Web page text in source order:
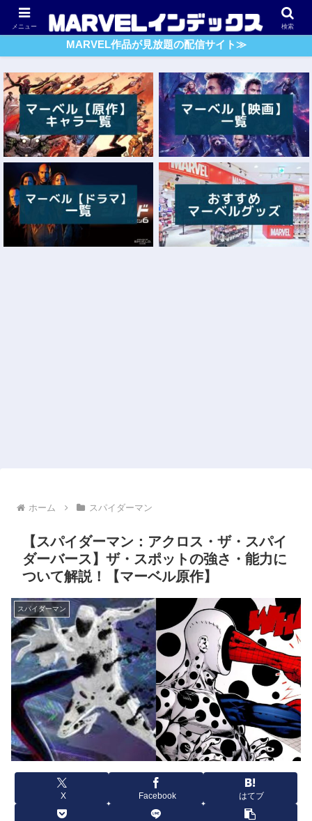
アベンジャーズ スパイダーマン ガーディアンズ・O・G
MARVEL作品が見放題の配信サイト≫
ホーム スパイダーマン
【スパイダーマン：アクロス・ザ・スパイ
ダーバース】ザ・スポットの強さ・能力に
ついて解説！【マーベル原作】
スパイダーマン
X Facebook はてブ
メニュー 検索